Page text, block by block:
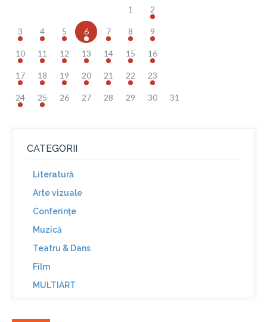
1 2
3 4 5 6 7 8 9
10 11 12 13 14 15 16
17 18 19 20 21 22 23
24 25 26 27 28 29 30 31
CATEGORII
Literatură
Arte vizuale
Conferinţe
Muzică
Teatru & Dans
Film
MULTIART